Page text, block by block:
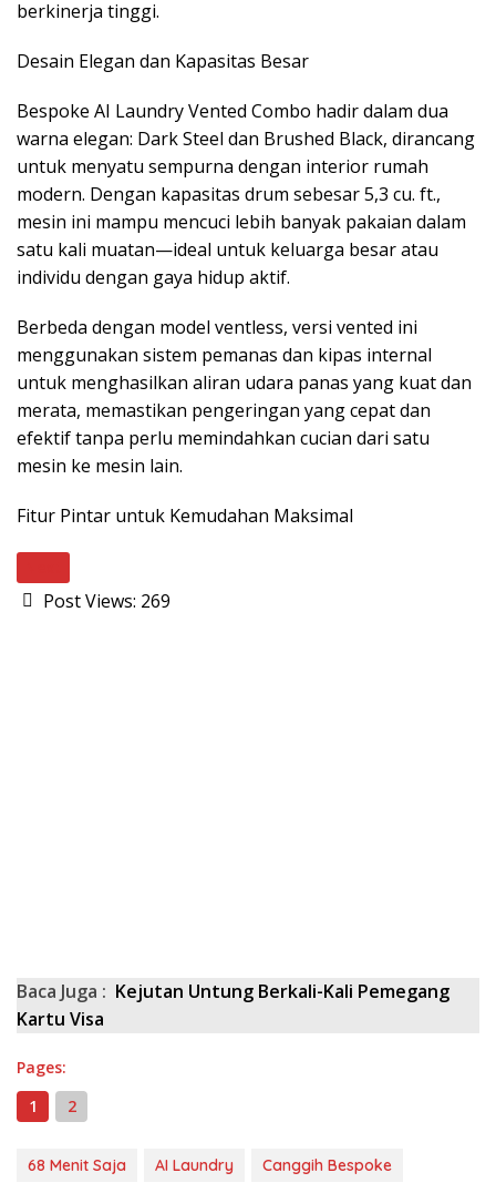
berkinerja tinggi.
Desain Elegan dan Kapasitas Besar
Bespoke AI Laundry Vented Combo hadir dalam dua
warna elegan: Dark Steel dan Brushed Black, dirancang
untuk menyatu sempurna dengan interior rumah
modern. Dengan kapasitas drum sebesar 5,3 cu. ft.,
mesin ini mampu mencuci lebih banyak pakaian dalam
satu kali muatan—ideal untuk keluarga besar atau
individu dengan gaya hidup aktif.
Berbeda dengan model ventless, versi vented ini
menggunakan sistem pemanas dan kipas internal
untuk menghasilkan aliran udara panas yang kuat dan
merata, memastikan pengeringan yang cepat dan
efektif tanpa perlu memindahkan cucian dari satu
mesin ke mesin lain.
Fitur Pintar untuk Kemudahan Maksimal
Post Views: 269
Baca Juga : Kejutan Untung Berkali-Kali Pemegang
Kartu Visa
Pages:
1
2
68 Menit Saja AI Laundry
Canggih Bespoke